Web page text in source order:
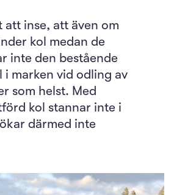
att inse, att även om
kol medan de
inte den bestående
i marken vid odling av
som helst. Med
kol stannar inte i
därmed inte